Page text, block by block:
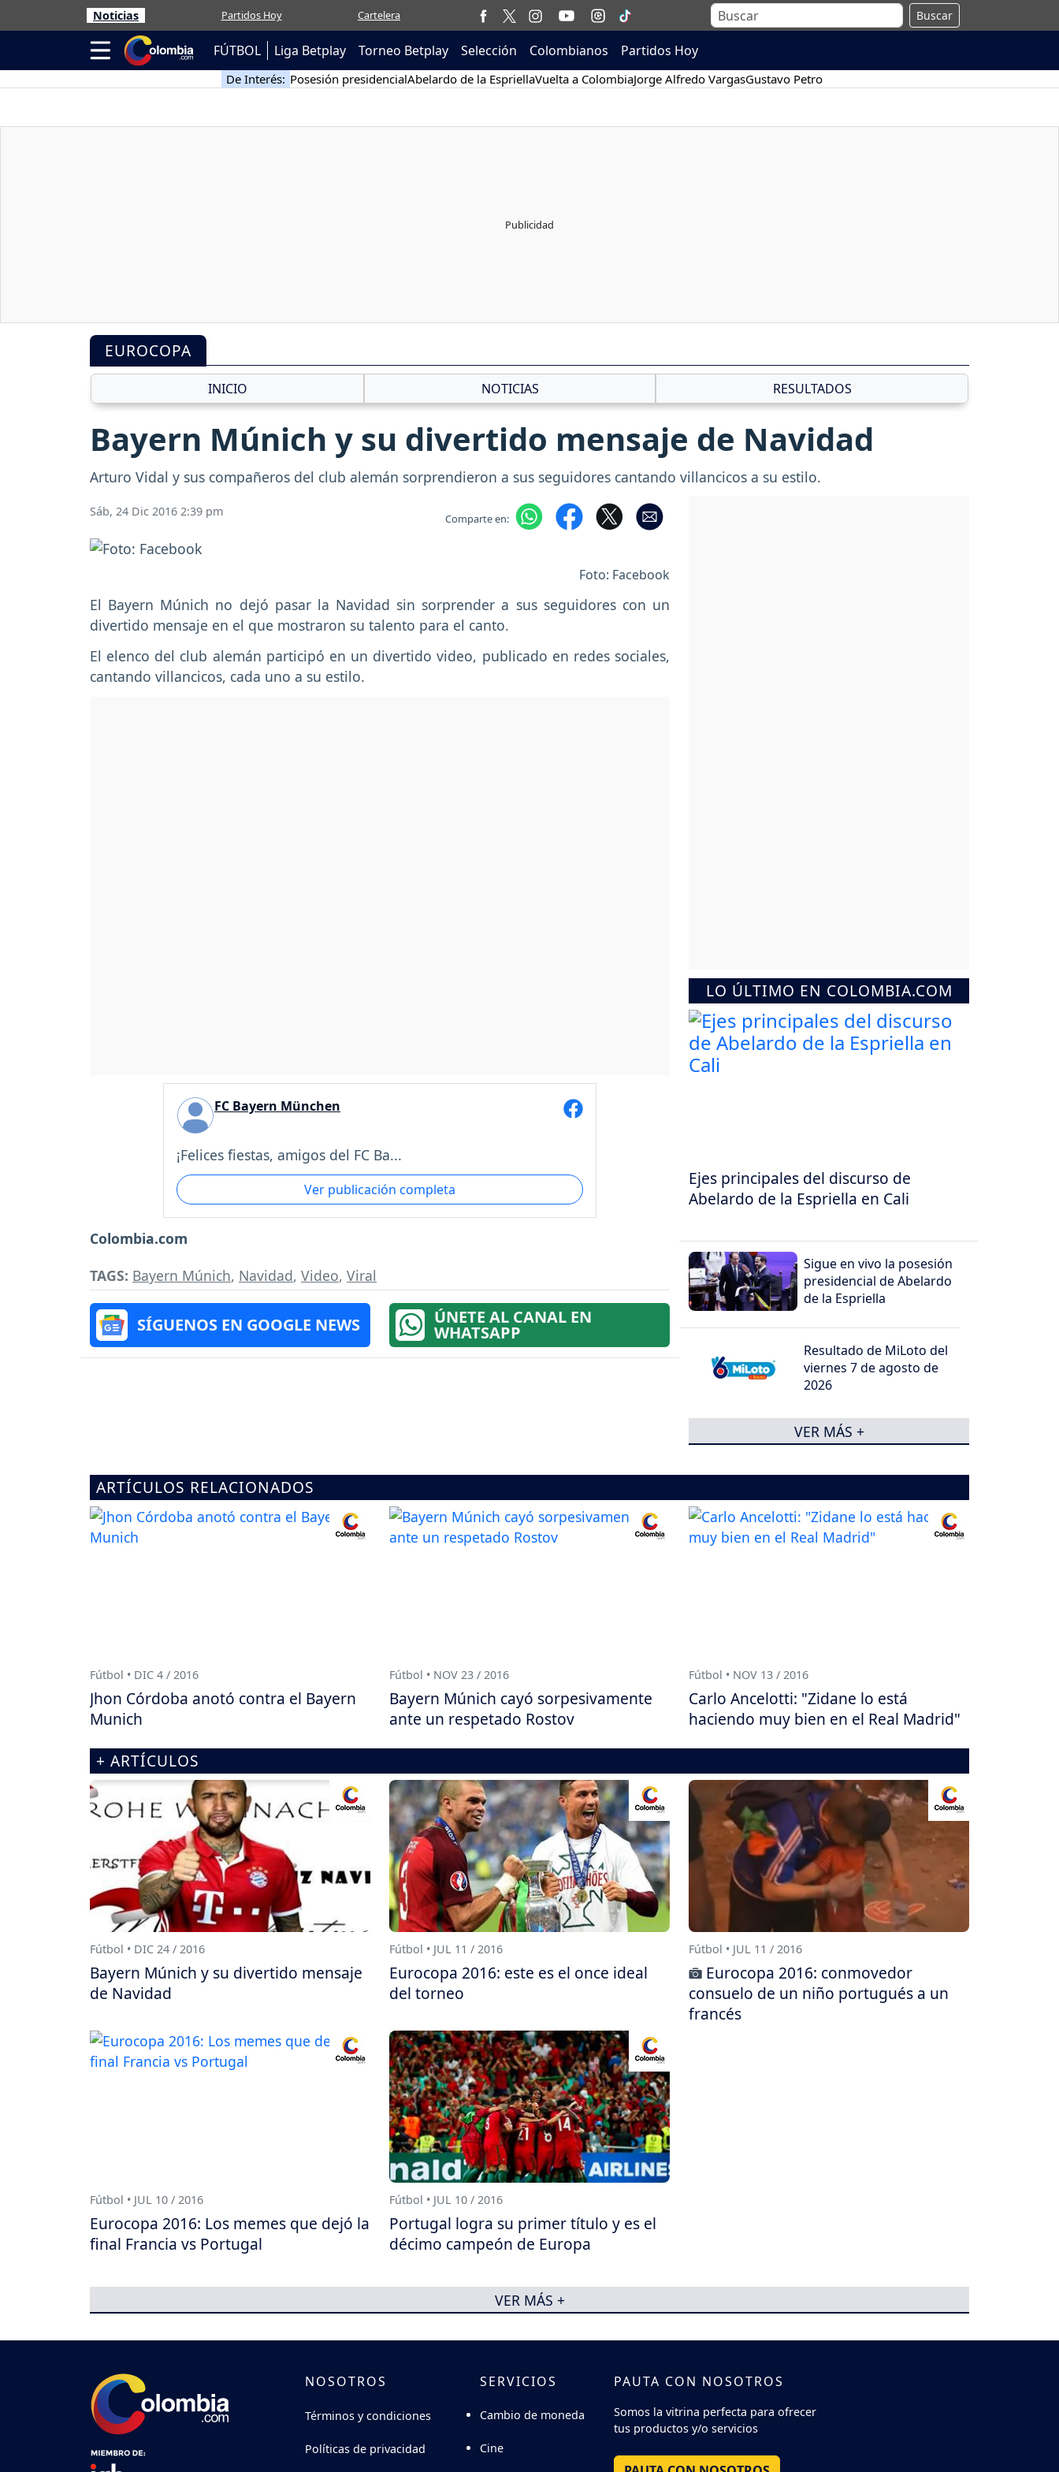
Noticias Partidos Hoy Cartelera Buscar
FÚTBOL Liga Betplay Torneo Betplay Selección Colombianos Partidos Hoy
De Interés: Posesión presidencialAbelardo de la EspriellaVuelta a ColombiaJorge Alfredo VargasGustavo Petro
EUROCOPA
INICIO NOTICIAS RESULTADOS
Bayern Múnich y su divertido mensaje de Navidad
Arturo Vidal y sus compañeros del club alemán sorprendieron a sus seguidores cantando villancicos a su estilo.
Sáb, 24 Dic 2016 2:39 pm Comparte en:
Foto: Facebook
El Bayern Múnich no dejó pasar la Navidad sin sorprender a sus seguidores con un
divertido mensaje en el que mostraron su talento para el canto.
El elenco del club alemán participó en un divertido video, publicado en redes sociales,
cantando villancicos, cada uno a su estilo.
FC Bayern München
¡Felices fiestas, amigos del FC Ba...
Ver publicación completa
Colombia.com
TAGS: Bayern Múnich, Navidad, Video, Viral
SÍGUENOS EN GOOGLE NEWS ÚNETE AL CANAL EN
WHATSAPP
LO ÚLTIMO EN COLOMBIA.COM
Ejes principales del discurso de
Abelardo de la Espriella en Cali
Sigue en vivo la posesión
presidencial de Abelardo
de la Espriella
Resultado de MiLoto del
viernes 7 de agosto de
2026
VER MÁS +
ARTÍCULOS RELACIONADOS
Fútbol • DIC 4 / 2016
Jhon Córdoba anotó contra el Bayern
Munich
Fútbol • NOV 23 / 2016
Bayern Múnich cayó sorpesivamente
ante un respetado Rostov
Fútbol • NOV 13 / 2016
Carlo Ancelotti: "Zidane lo está
haciendo muy bien en el Real Madrid"
+ ARTÍCULOS
Fútbol • DIC 24 / 2016
Bayern Múnich y su divertido mensaje
de Navidad
Fútbol • JUL 11 / 2016
Eurocopa 2016: este es el once ideal
del torneo
Fútbol • JUL 11 / 2016
Eurocopa 2016: conmovedor
consuelo de un niño portugués a un
francés
Fútbol • JUL 10 / 2016
Eurocopa 2016: Los memes que dejó la
final Francia vs Portugal
Fútbol • JUL 10 / 2016
Portugal logra su primer título y es el
décimo campeón de Europa
VER MÁS +
NOSOTROS
Términos y condiciones
Políticas de privacidad
SERVICIOS
Cambio de moneda
Cine
PAUTA CON NOSOTROS
Somos la vitrina perfecta para ofrecer
tus productos y/o servicios